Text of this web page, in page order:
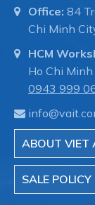
Chuyên
Công
Công
Công
Office: 84
Chi Minh
HCM
Ho Chi
0943 999
ABOUT VIET
SALE POLICY